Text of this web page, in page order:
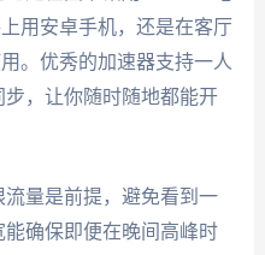
用安卓手机，还是在客厅
。优秀的加速器支持一人
，让你随时随地都能开
量是前提，避免看到一
确保即便在晚间高峰时